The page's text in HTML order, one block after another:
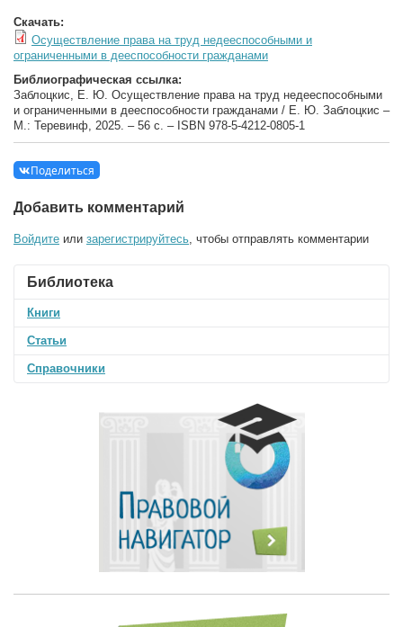
Скачать:
Осуществление права на труд недееспособными и
ограниченными в дееспособности гражданами
Библиографическая ссылка:
Заблоцкис, Е. Ю. Осуществление права на труд недееспособными
и ограниченными в дееспособности гражданами / Е. Ю. Заблоцкис –
М.: Теревинф, 2025. – 56 с. – ISBN 978-5-4212-0805-1
Поделиться
Добавить комментарий
Войдите или зарегистрируйтесь , чтобы отправлять комментарии
Библиотека
Книги
Статьи
Справочники